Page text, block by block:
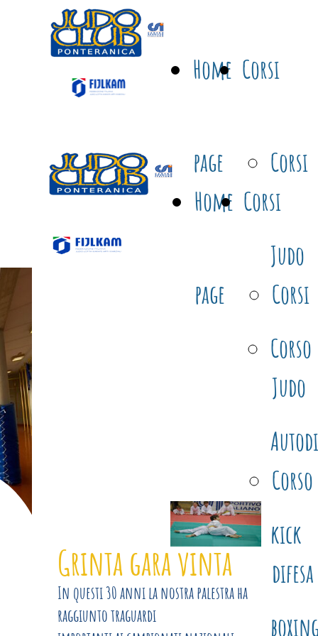
Home
page
Corsi
Corsi
Judo
Corso
kick
Home
page
Corsi
Corsi
Judo
Corso
difesa
Grinta gara vinta
In questi 30 anni la nostra palestra ha
raggiunto traguardi